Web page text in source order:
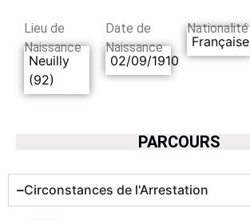
Lieu de
Naissance
Neuilly
(92)
Date de
Naissance
02/09/1910
Nationalité
Française
PARCOURS
Circonstances de l'Arrestation